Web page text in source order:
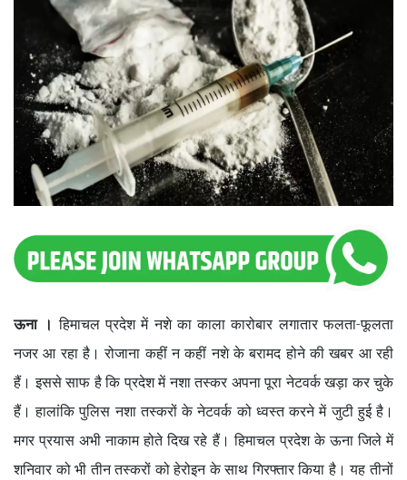
ऊना । हिमाचल प्रदेश में नशे का काला कारोबार लगातार फलता-फूलता
नजर आ रहा है। रोजाना कहीं न कहीं नशे के बरामद होने की खबर आ रही
हैं। इससे साफ है कि प्रदेश में नशा तस्कर अपना पूरा नेटवर्क खड़ा कर चुके
हैं। हालांकि पुलिस नशा तस्करों के नेटवर्क को ध्वस्त करने में जुटी हुई है।
मगर प्रयास अभी नाकाम होते दिख रहे हैं। हिमाचल प्रदेश के ऊना जिले में
शनिवार को भी तीन तस्करों को हेरोइन के साथ गिरफ्तार किया है। यह तीनों